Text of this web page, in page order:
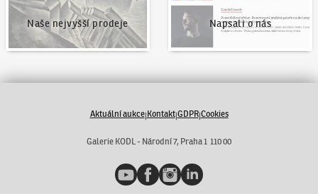
Naše nejvyšší prodeje Napsali o nás
Aktuální aukce|Kontakt|GDPR|Cookies
Galerie KODL - Národní 7, Praha 1 110 00
YouTubeFacebookInstagramLinkedIn